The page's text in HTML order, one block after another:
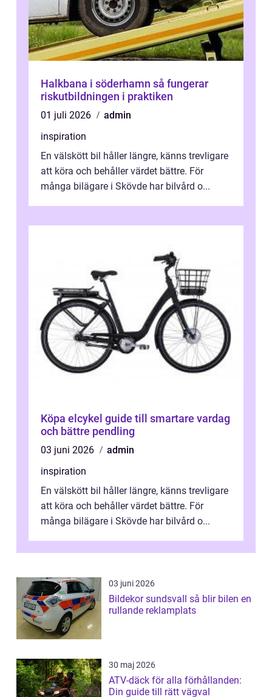
Halkbana i söderhamn så fungerar
riskutbildningen i praktiken
01 juli 2026
admin
inspiration
En välskött bil håller längre, känns trevligare
att köra och behåller värdet bättre. För
många bilägare i Skövde har bilvård o...
Köpa elcykel guide till smartare vardag
och bättre pendling
03 juni 2026
admin
inspiration
En välskött bil håller längre, känns trevligare
att köra och behåller värdet bättre. För
många bilägare i Skövde har bilvård o...
03 juni 2026
Bildekor sundsvall så blir bilen en
rullande reklamplats
30 maj 2026
ATV-däck för alla förhållanden:
Din guide till rätt vägval